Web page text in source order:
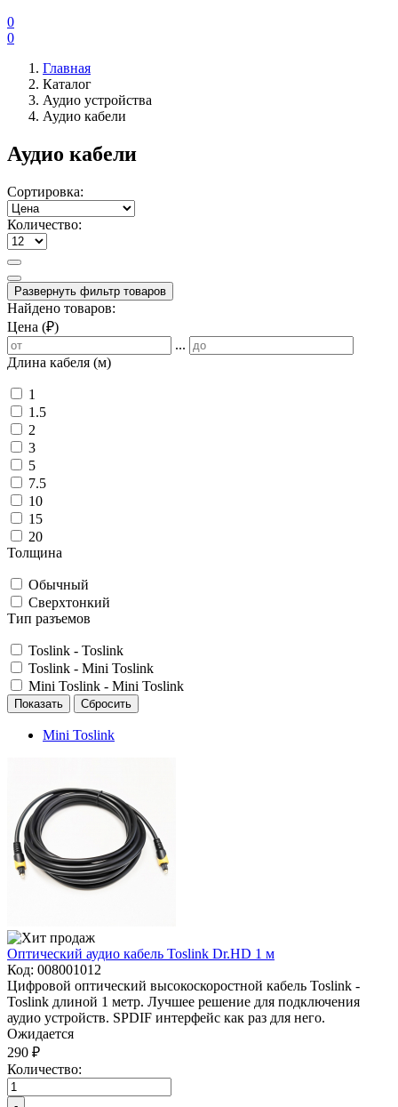
0
0
Главная
Каталог
Аудио устройства
Аудио кабели
Аудио кабели
Сортировка:
Количество:
Развернуть фильтр товаров
Найдено товаров:
Цена (₽)
...
Длина кабеля (м)
1
1.5
2
3
5
7.5
10
15
20
Толщина
Обычный
Сверхтонкий
Тип разъемов
Toslink - Toslink
Toslink - Mini Toslink
Mini Toslink - Mini Toslink
Показать Сбросить
Mini Toslink
Оптический аудио кабель Toslink Dr.HD 1 м
Код: 008001012
Цифровой оптический высокоскоростной кабель Toslink -
Toslink длиной 1 метр. Лучшее решение для подключения
аудио устройств. SPDIF интерфейс как раз для него.
Ожидается
290 ₽
Количество: